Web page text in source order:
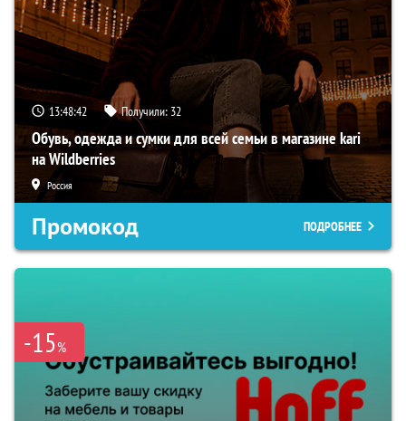
13:48:41 Получили: 32
Обувь, одежда и сумки для всей семьи в магазине kari
на Wildberries
Россия
Промокод ПОДРОБНЕЕ
-15%